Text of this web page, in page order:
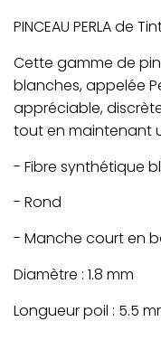
PINCEAU PERLA de
Cette gamme de
blanches, appelée
appréciable,
tout en maintenant
- Fibre synthétique
- Rond
- Manche court en
Diamètre : 1.8 mm
Longueur poil : 5.5